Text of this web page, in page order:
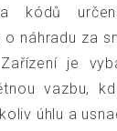
kódů
o náhradu za
je
vazbu,
úhlu a